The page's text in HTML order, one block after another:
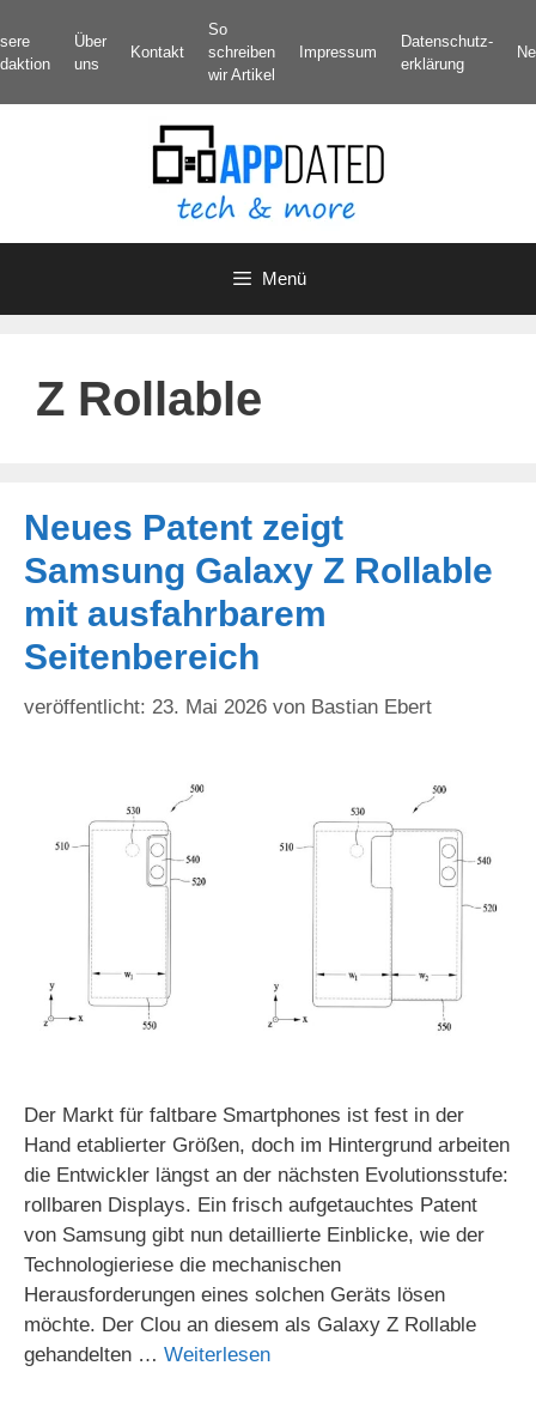
Inhalt
springen
Über
uns
Kontakt
So
schreiben
wir Artikel
Impressum
Datenschutz­
erklärung
Menü
Z Rollable
Neues Patent zeigt
Samsung Galaxy Z Rollable
mit ausfahrbarem
Seitenbereich
23. Mai 2026 von Bastian Ebert
Der Markt für faltbare Smartphones ist fest in der
Hand etablierter Größen, doch im Hintergrund arbeiten
die Entwickler längst an der nächsten Evolutionsstufe:
rollbaren Displays. Ein frisch aufgetauchtes Patent
von Samsung gibt nun detaillierte Einblicke, wie der
Technologieriese die mechanischen
Herausforderungen eines solchen Geräts lösen
möchte. Der Clou an diesem als Galaxy Z Rollable
gehandelten … Weiterlesen